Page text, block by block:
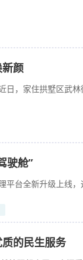
颜
日，家住拱墅区武
驶舱”
平台全新升级上线
的民生服务